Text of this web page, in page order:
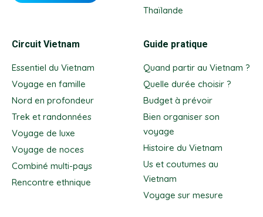
Thaïlande
Circuit Vietnam
Essentiel du Vietnam
Voyage en famille
Nord en profondeur
Trek et randonnées
Voyage de luxe
Voyage de noces
Combiné multi-pays
Rencontre ethnique
Guide pratique
Quand partir au Vietnam ?
Quelle durée choisir ?
Budget à prévoir
Bien organiser son
voyage
Histoire du Vietnam
Us et coutumes au
Vietnam
Voyage sur mesure